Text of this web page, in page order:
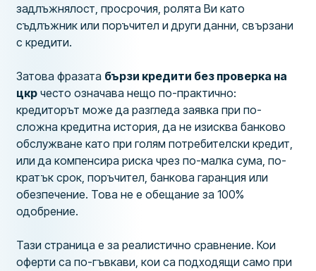
задлъжнялост, просрочия, ролята Ви като
съдлъжник или поръчител и други данни, свързани
с кредити.
Затова фразата бързи кредити без проверка на
цкр често означава нещо по-практично:
кредиторът може да разгледа заявка при по-
сложна кредитна история, да не изисква банково
обслужване като при голям потребителски кредит,
или да компенсира риска чрез по-малка сума, по-
кратък срок, поръчител, банкова гаранция или
обезпечение. Това не е обещание за 100%
одобрение.
Тази страница е за реалистично сравнение. Кои
оферти са по-гъвкави, кои са подходящи само при